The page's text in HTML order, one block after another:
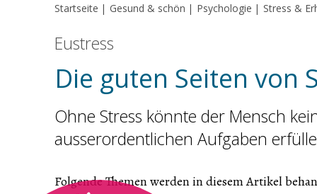
Startseite Gesund & schön Psychologie Stress &
Eustress
Die guten Seiten von
Ohne Stress könnte der Mensch
ausserordentlichen Aufgaben
Folgende Themen werden in diesem Artikel